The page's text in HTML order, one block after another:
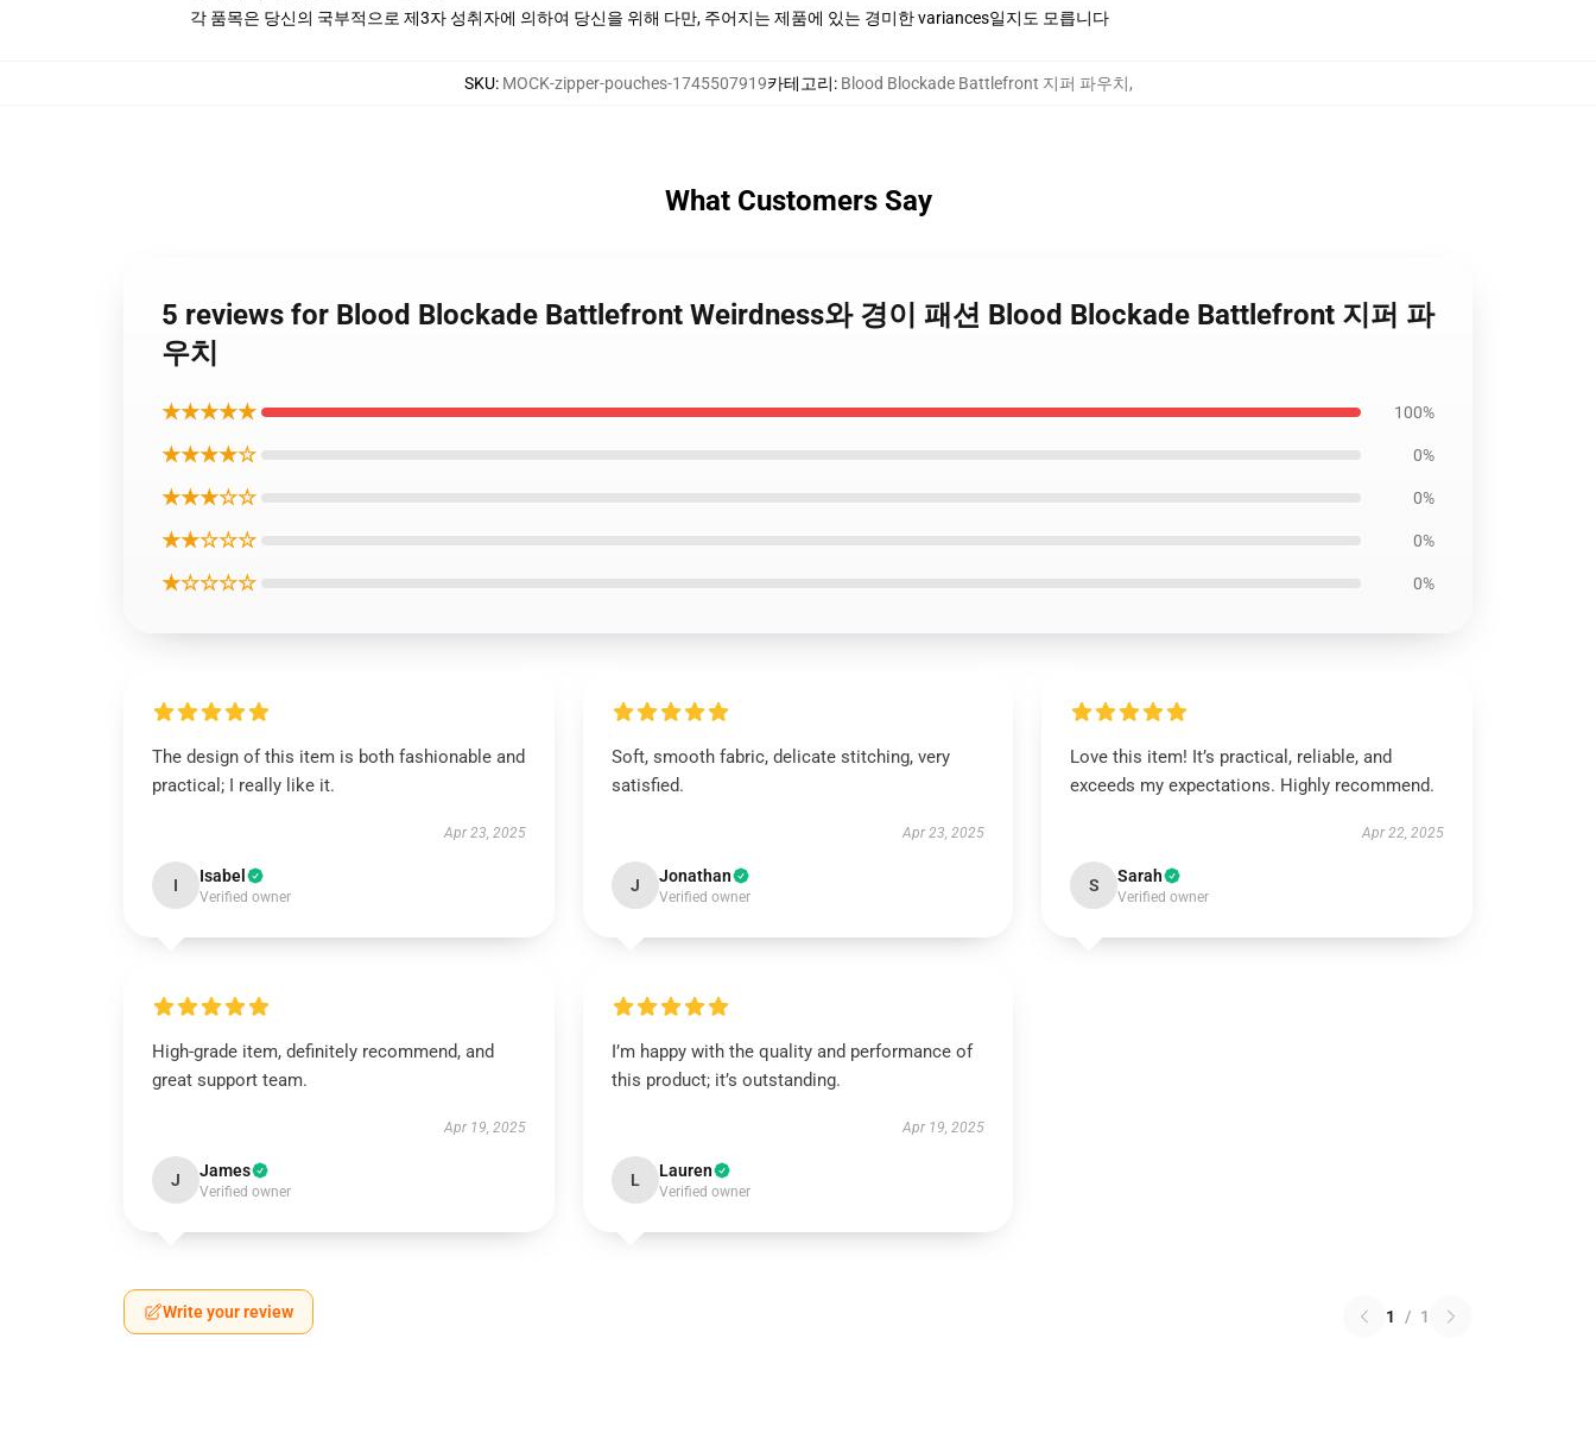
각 품목은 당신의 국부적으로 제3자 성취자에 의하여 당신을 위해 다만, 주어지는 제품에 있는 경미한 variances일지도 모릅니다
SKU: MOCK-zipper-pouches-1745507919카테고리: Blood Blockade Battlefront 지퍼 파우치,
What Customers Say
5 reviews for Blood Blockade Battlefront Weirdness와 경이 패션 Blood Blockade Battlefront 지퍼 파
우치
★★★★★ 100%
★★★★☆ 0%
★★★☆☆ 0%
★★☆☆☆ 0%
★☆☆☆☆ 0%
The design of this item is both fashionable and
practical; I really like it.
Apr 23, 2025
I Isabel
Verified owner
Soft, smooth fabric, delicate stitching, very
satisfied.
Apr 23, 2025
J Jonathan
Verified owner
Love this item! It’s practical, reliable, and
exceeds my expectations. Highly recommend.
Apr 22, 2025
S Sarah
Verified owner
High-grade item, definitely recommend, and
great support team.
Apr 19, 2025
J James
Verified owner
I’m happy with the quality and performance of
this product; it’s outstanding.
Apr 19, 2025
L Lauren
Verified owner
Write your review 1 / 1